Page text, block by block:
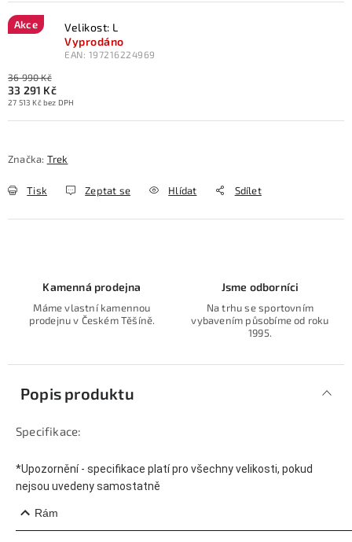
Akce
Velikost: L
Vyprodáno
EAN: 197216224969
36 990 Kč
33 291 Kč
27 513 Kč bez DPH
Značka: Trek
Tisk Zeptat se Hlídat Sdílet
Kamenná prodejna
Máme vlastní kamennou
prodejnu v Českém Těšíně.
Jsme odborníci
Na trhu se sportovním
vybavením působíme od roku
1995.
Popis produktu
Specifikace:
*Upozornění - specifikace platí pro všechny velikosti, pokud
nejsou uvedeny samostatně
Rám